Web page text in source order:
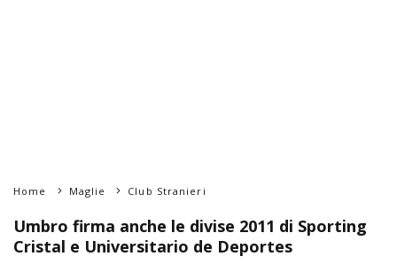
Home Maglie Club Stranieri
Umbro firma anche le divise 2011 di Sporting
Cristal e Universitario de Deportes